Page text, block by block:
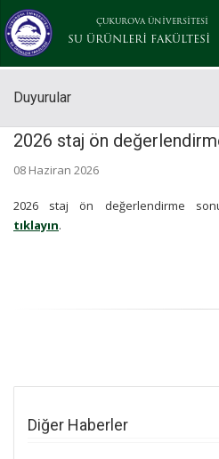
ÇUKUROVA ÜNİVERSİTESİ
SU ÜRÜNLERİ FAKÜLTESİ
Duyurular
2026 staj ön
08 Haziran 2026
2026 staj ön değerlendirme
tıklayın.
Diğer Haberler